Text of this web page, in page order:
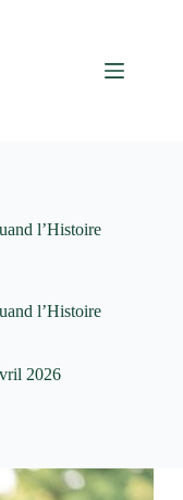
l’Histoire
l’Histoire
2026